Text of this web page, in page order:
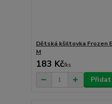
Dětská kšiltovka Frozen
M
183 Kč/ks